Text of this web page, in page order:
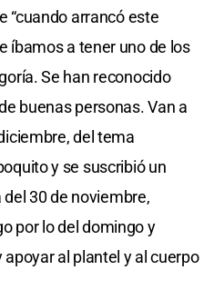
“cuando arrancó este
íbamos a tener uno de los
Se han reconocido
buenas personas. Van a
del tema
y se suscribió un
30 de noviembre,
por lo del domingo y
al plantel y al cuerpo